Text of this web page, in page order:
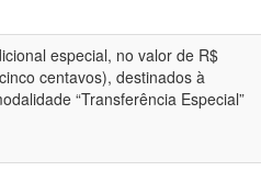
especial, no valor de R$
centavos), destinados à
“Transferência Especial”